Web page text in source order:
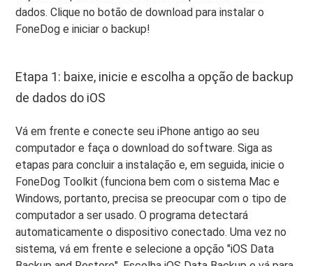
dados. Clique no botão de download para instalar o
FoneDog e iniciar o backup!
Etapa 1: baixe, inicie e escolha a opção de backup
de dados do iOS
Vá em frente e conecte seu iPhone antigo ao seu
computador e faça o download do software. Siga as
etapas para concluir a instalação e, em seguida, inicie o
FoneDog Toolkit (funciona bem com o sistema Mac e
Windows, portanto, precisa se preocupar com o tipo de
computador a ser usado. O programa detectará
automaticamente o dispositivo conectado. Uma vez no
sistema, vá em frente e selecione a opção "iOS Data